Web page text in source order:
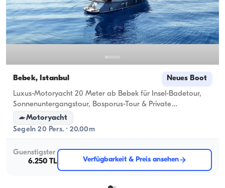
Bebek, İstanbul Neues Boot
Luxus-Motoryacht 20 Meter ab Bebek für Insel-Badetour,
Sonnenuntergangstour, Bosporus-Tour & Private
Veranstaltungen!
Motoryacht
Segeln 20 Pers. · 20.00m
Guenstigster
6.250 TL
Verfügbarkeit & Preis ansehen